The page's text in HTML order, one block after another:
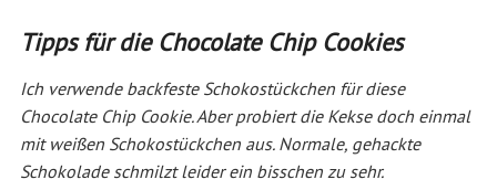
Tipps für die Chocolate Chip Cookies
Ich verwende backfeste Schokostückchen für diese
Chocolate Chip Cookie. Aber probiert die Kekse doch einmal
mit weißen Schokostückchen aus. Normale, gehackte
Schokolade schmilzt leider ein bisschen zu sehr.